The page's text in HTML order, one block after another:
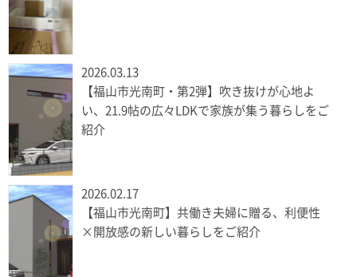
2026.03.13
【福山市光南町・第2弾】吹き抜けが心地よ
い、21.9帖の広々LDKで家族が集う暮らしをご
紹介
2026.02.17
【福山市光南町】共働き夫婦に贈る、利便性
×開放感の新しい暮らしをご紹介